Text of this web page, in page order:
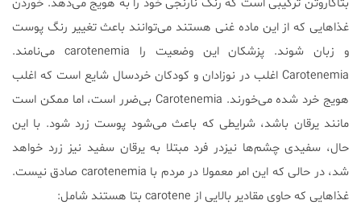
بتاکاروتن ترکیبی است که رنگ نارنجی خود را به هویج می‌دهد. خوردن
غذاهایی که از این ماده غنی هستند می‌توانند باعث تغییر رنگ پوست
و زبان شوند. پزشکان این وضعیت را carotenemia می‌نامند.
Carotenemia اغلب در نوزادان و کودکان خردسال شایع است که اغلب
هویج خرد شده می‌خورند. Carotenemia بی‌ضرر است، اما ممکن است
مانند یرقان باشد، شرایطی که باعث می‌شود پوست زرد شود. با این
حال، سفیدی چشم‌ها نیزدر فرد مبتلا به یرقان سفید نیز زرد خواهد
شد، در حالی که این امر معمولا در مردم با carotenemia صادق نیست.
غذاهایی که حاوی مقادیر بالایی از carotene بتا هستند شامل: